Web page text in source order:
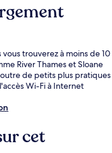
trouverez à moins de 10
River Thames et Sloane
de petits plus pratiques
Wi-Fi à Internet
cet